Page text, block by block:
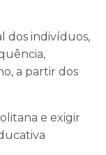
dos indivíduos,
a partir dos
e exigir